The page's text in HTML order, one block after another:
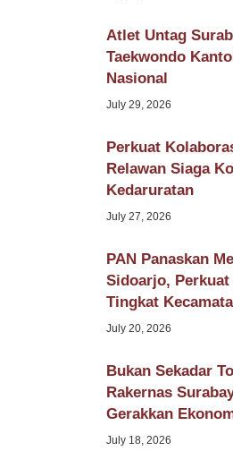
Atlet Untag
Taekwondo
Nasional
July 29, 2026
Perkuat
Relawan Siaga
Kedaruratan
July 27, 2026
PAN Panaskan
Sidoarjo,
Tingkat
July 20, 2026
Bukan Sekadar
Rakernas
Gerakkan
July 18, 2026